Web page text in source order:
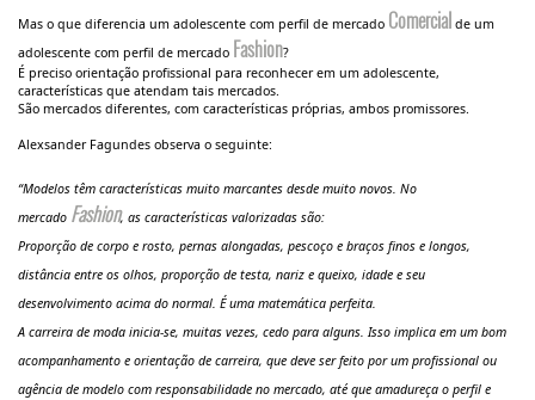
Mas o que diferencia um adolescente com perfil de mercado Comercial de um
adolescente com perfil de mercado Fashion?
É preciso orientação profissional para reconhecer em um adolescente,
características que atendam tais mercados.
São mercados diferentes, com características próprias, ambos promissores.
Alexsander Fagundes observa o seguinte:
“Modelos têm características muito marcantes desde muito novos. No
mercado Fashion, as características valorizadas são:
Proporção de corpo e rosto, pernas alongadas, pescoço e braços finos e longos,
distância entre os olhos, proporção de testa, nariz e queixo, idade e seu
desenvolvimento acima do normal. É uma matemática perfeita.
A carreira de moda inicia-se, muitas vezes, cedo para alguns. Isso implica em um bom
acompanhamento e orientação de carreira, que deve ser feito por um profissional ou
agência de modelo com responsabilidade no mercado, até que amadureça o perfil e